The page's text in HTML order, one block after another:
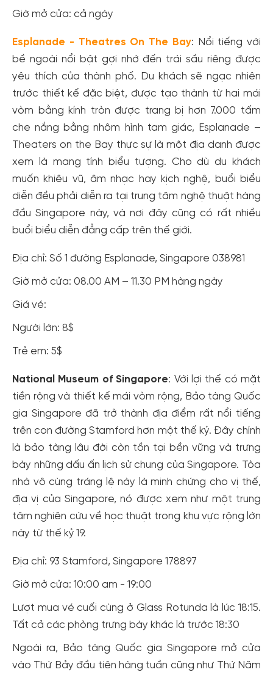
Giờ mở cửa: cả ngày
Esplanade - Theatres On The Bay: Nổi tiếng với
bề ngoài nổi bật gợi nhớ đến trái sầu riêng được
yêu thích của thành phố. Du khách sẽ ngạc nhiên
trước thiết kế đặc biệt, được tạo thành từ hai mái
vòm bằng kính tròn được trang bị hơn 7.000 tấm
che nắng bằng nhôm hình tam giác, Esplanade –
Theaters on the Bay thực sự là một địa danh được
xem là mang tính biểu tượng. Cho dù du khách
muốn khiêu vũ, âm nhạc hay kịch nghệ, buổi biểu
diễn đều phải diễn ra tại trung tâm nghệ thuật hàng
đầu Singapore này, và nơi đây cũng có rất nhiều
buổi biểu diễn đẳng cấp trên thế giới.
Địa chỉ: Số 1 đường Esplanade, Singapore 038981
Giờ mở cửa: 08.00 AM – 11.30 PM hàng ngày
Giá vé:
Người lớn: 8$
Trẻ em: 5$
National Museum of Singapore: Với lợi thế có mặt
tiền rộng và thiết kế mái vòm rộng, Bảo tàng Quốc
gia Singapore đã trở thành địa điểm rất nổi tiếng
trên con đường Stamford hơn một thế kỷ. Đây chính
là bảo tàng lâu đời còn tồn tại bền vững và trưng
bày những dấu ấn lịch sử chung của Singapore. Tòa
nhà vô cùng tráng lệ này là minh chứng cho vị thế,
địa vị của Singapore, nó được xem như một trung
tâm nghiên cứu về học thuật trong khu vực rộng lớn
này từ thế kỷ 19.
Địa chỉ: 93 Stamford, Singapore 178897
Giờ mở cửa: 10:00 am - 19:00
Lượt mua vé cuối cùng ở Glass Rotunda là lúc 18:15.
Tất cả các phòng trưng bày khác là trước 18:30
Ngoài ra, Bảo tàng Quốc gia Singapore mở cửa
vào Thứ Bảy đầu tiên hàng tuần cũng như Thứ Năm